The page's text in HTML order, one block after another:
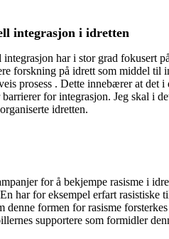
integrasjon i idretten
har i stor grad fokusert
forskning på idrett som middel til
prosess . Dette innebærer at det i
for integrasjon. Jeg skal i
idretten.
for å bekjempe rasisme i
har for eksempel erfart rasistiske
formen for rasisme
supportere som formidler